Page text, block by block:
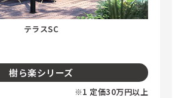
テラスSC
樹ら楽シリーズ
※1 定価30万円以上